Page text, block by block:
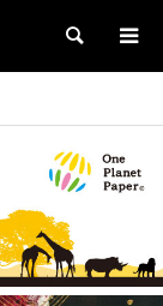
検索